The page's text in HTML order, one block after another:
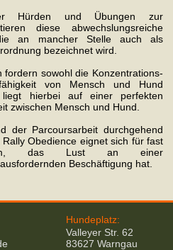
Hürden und Übungen zur
diese abwechslungsreiche
die an mancher Stelle auch als
bezeichnet wird.
fordern sowohl die Konzentrations-
von Mensch und Hund
hierbei auf einer perfekten
zwischen Mensch und Hund.
der Parcoursarbeit durchgehend
Obedience eignet sich für fast
das Lust an einer
Beschäftigung hat.
Hundeplatz:
Valleyer Str. 62
83627 Warngau